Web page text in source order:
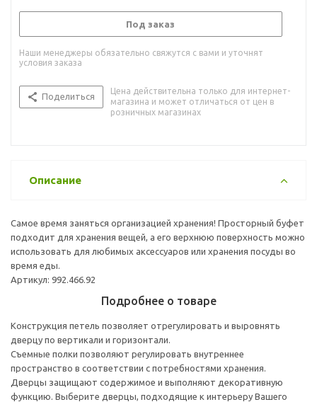
Под заказ
Наши менеджеры обязательно свяжутся с вами и уточнят
условия заказа
Поделиться
Цена действительна только для интернет-
магазина и может отличаться от цен в
розничных магазинах
Описание
Самое время заняться организацией хранения! Просторный буфет
подходит для хранения вещей, а его верхнюю поверхность можно
использовать для любимых аксессуаров или хранения посуды во
время еды.
Артикул: 992.466.92
Подробнее о товаре
Конструкция петель позволяет отрегулировать и выровнять
дверцу по вертикали и горизонтали.
Съемные полки позволяют регулировать внутреннее
пространство в соответствии с потребностями хранения.
Дверцы защищают содержимое и выполняют декоративную
функцию. Выберите дверцы, подходящие к интерьеру Вашего